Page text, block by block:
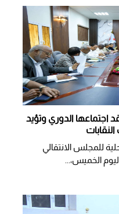
اجتماعها الدوري وتؤيد
للمجلس الانتقالي
الخميس،...